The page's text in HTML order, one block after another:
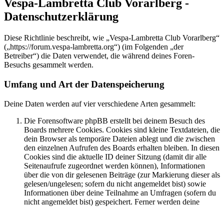
Vespa-Lambretta Club Vorarlberg -
Datenschutzerklärung
Diese Richtlinie beschreibt, wie „Vespa-Lambretta Club Vorarlberg“
(„https://forum.vespa-lambretta.org“) (im Folgenden „der
Betreiber“) die Daten verwendet, die während deines Foren-
Besuchs gesammelt werden.
Umfang und Art der Datenspeicherung
Deine Daten werden auf vier verschiedene Arten gesammelt:
Die Forensoftware phpBB erstellt bei deinem Besuch des
Boards mehrere Cookies. Cookies sind kleine Textdateien, die
dein Browser als temporäre Dateien ablegt und die zwischen
den einzelnen Aufrufen des Boards erhalten bleiben. In diesen
Cookies sind die aktuelle ID deiner Sitzung (damit dir alle
Seitenaufrufe zugeordnet werden können), Informationen
über die von dir gelesenen Beiträge (zur Markierung dieser als
gelesen/ungelesen; sofern du nicht angemeldet bist) sowie
Informationen über deine Teilnahme an Umfragen (sofern du
nicht angemeldet bist) gespeichert. Ferner werden deine